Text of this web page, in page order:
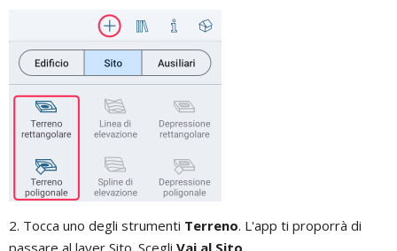
2. Tocca uno degli strumenti Terreno. L'app ti proporrà di